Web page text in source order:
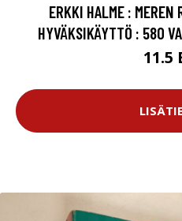
ERKKI HALME :
HYVÄKSIKÄYTTÖ : 580
11.5